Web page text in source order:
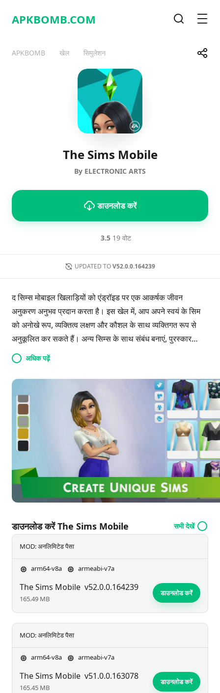
APKBOMB.COM
APKBOMB खेल सिमुलेशन साझा
Telegram
The Sims Mobile
By ELECTRONIC ARTS
डाउनलोड करें
3.5 19 वोट
UPDATED TO V52.0.0.164239
द सिम्स मोबाइल खिलाड़ियों को एंड्रॉइड पर एक आकर्षक जीवन
अनुकरण अनुभव प्रदान करता है। इस खेल में, आप अपने स्वयं के सिम
को अनोखे रूप, व्यक्तित्व लक्षण और कौशल के साथ व्यक्तिगत रूप से
अनुकूलित कर सकते हैं। अन्य सिम्स के साथ संबंध बनाएं, पुरस्कार
अर्जित करें, और हर दिन कपड़े बदलने की स्वतंत्रता का आनंद लें।
व्यक्तिगत जीवन के लक्ष्यों को निर्धारित करें, डॉक्टर या मॉडल जैसे करियर
का पीछा करें, और विविध गतिविधियों और अभियानों में भाग लें। खिलाड़ी
एक परिवार शुरू कर सकते हैं और अपने बच्चों के विकास को मार्गदर्शित
कर सकते हैं, अनंत संभावनाओं को अपनाते हुए अपने सपनों का घर बनाते
हैं और एक जीवंत, आरामदायक जीवनशैली का सामना करते हैं। उस
दुनिया में उतरें जहां रचनात्मकता और महत्वाकांक्षा फलती-फूलती हैं।
अधिक पढ़ें
डाउनलोड करें The Sims Mobile सभी देखें
MOD: अनलिमिटेड पैसा
arm64-v8a armeabi-v7a
The Sims Mobile v52.0.0.164239
165.49 MB
डाउनलोड करें
MOD: अनलिमिटेड पैसा
arm64-v8a armeabi-v7a
The Sims Mobile v51.0.0.163078
165.45 MB
डाउनलोड करें